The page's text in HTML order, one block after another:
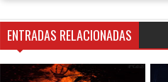
ENTRADAS RELACIONADAS